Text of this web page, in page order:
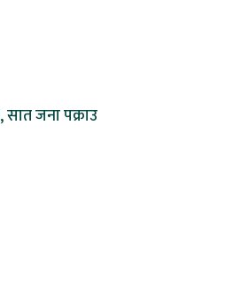
सात जना पक्राउ